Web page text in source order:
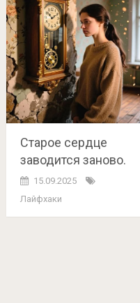
Старое сердце
заводится заново.
15.09.2025
Лайфхаки